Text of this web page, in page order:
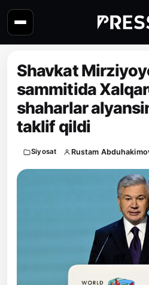
Shavkat
sammitida
shaharlar
taklif qildi
Siyosat Rustam